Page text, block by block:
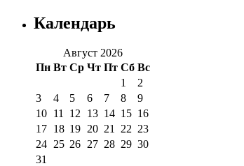
Календарь
Август 2026
Пн Вт Ср Чт Пт Сб Вс
1
2
3
4 5 6 7 8
9
10 11 12 13 14 15 16
17 18 19 20 21 22 23
24 25 26 27 28 29 30
31